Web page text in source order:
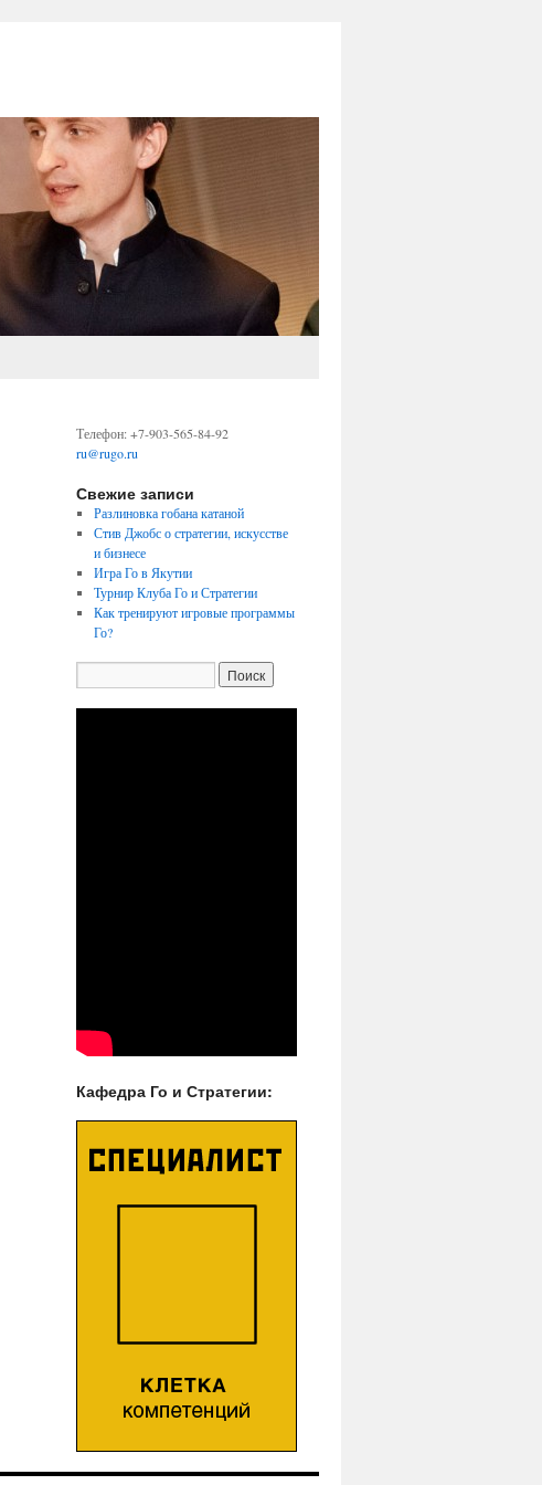
Телефон: +7-903-565-84-92
ru@rugo.ru
Свежие записи
Разлиновка гобана катаной
Стив Джобс о стратегии, искусстве
и бизнесе
Игра Го в Якутии
Турнир Клуба Го и Стратегии
Как тренируют игровые программы
Го?
Кафедра Го и Стратегии: